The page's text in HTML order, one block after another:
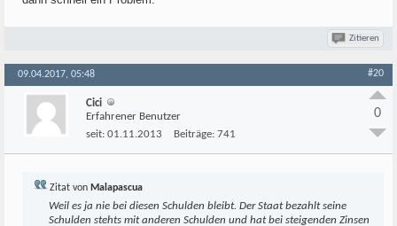
Zitieren
09.04.2017, 05:48 #20
Cici
Erfahrener Benutzer
seit: 01.11.2013 Beiträge: 741
0
Zitat von Malapascua
Weil es ja nie bei diesen Schulden bleibt. Der Staat bezahlt seine
Schulden stehts mit anderen Schulden und hat bei steigenden Zinsen